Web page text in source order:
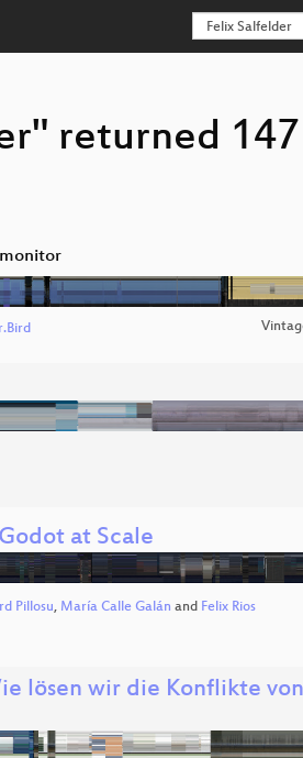
returned
at Scale
Pillosu, María Calle Galán and Felix Rios
lösen wir die Konflikte von